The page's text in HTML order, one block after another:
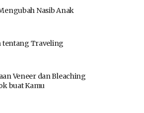
Nasib Anak
tentang Traveling
Veneer dan Bleaching
buat Kamu